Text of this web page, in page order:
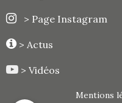
> Page Instagram
> Actus
> Vidéos
Mentions